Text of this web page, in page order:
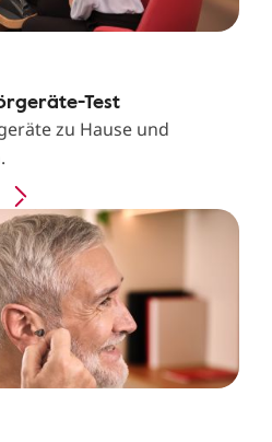
Test
zu Hause und